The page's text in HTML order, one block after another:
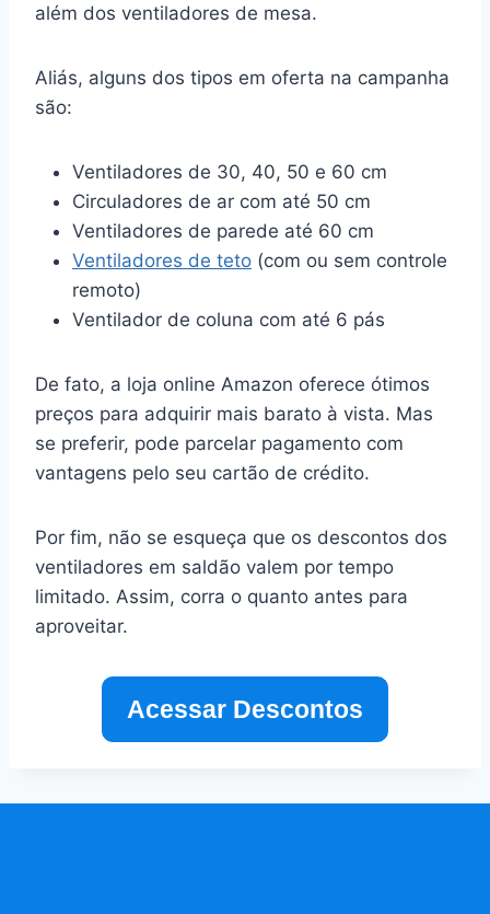
além dos ventiladores de mesa.
Aliás, alguns dos tipos em oferta na campanha
são:
Ventiladores de 30, 40, 50 e 60 cm
Circuladores de ar com até 50 cm
Ventiladores de parede até 60 cm
Ventiladores de teto (com ou sem controle
remoto)
Ventilador de coluna com até 6 pás
De fato, a loja online Amazon oferece ótimos
preços para adquirir mais barato à vista. Mas
se preferir, pode parcelar pagamento com
vantagens pelo seu cartão de crédito.
Por fim, não se esqueça que os descontos dos
ventiladores em saldão valem por tempo
limitado. Assim, corra o quanto antes para
aproveitar.
Acessar Descontos